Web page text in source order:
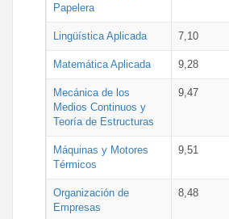
Papelera
Lingüística Aplicada 7,10
Matemática Aplicada 9,28
Mecánica de los
Medios Continuos y
Teoría de Estructuras
9,47
Máquinas y Motores
Térmicos
9,51
Organización de
Empresas
8,48